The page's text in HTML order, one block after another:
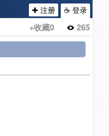
☕ 登录
✚ 注册
+收藏0 265